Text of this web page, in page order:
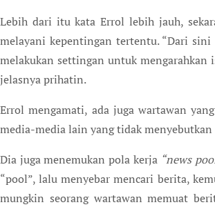
Lebih dari itu kata Errol lebih jauh,
melayani kepentingan tertentu. “Dari
melakukan settingan untuk
jelasnya prihatin.
Errol mengamati, ada juga wartawan
media-media lain yang tidak
Dia juga menemukan pola kerja “news
“pool”, lalu menyebar mencari berita,
mungkin seorang wartawan memuat